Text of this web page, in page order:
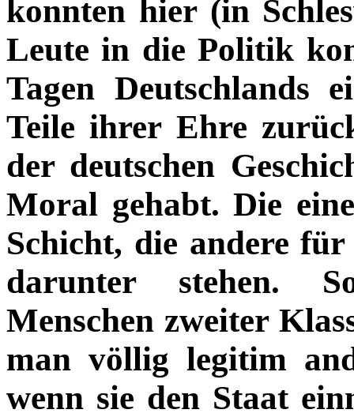
konnten hier (in
Leute in die Politik
Tagen Deutschlands
Teile ihrer Ehre
der deutschen
Moral gehabt. Die
Schicht, die andere
darunter stehen.
Menschen zweiter
man völlig legitim
wenn sie den Staat